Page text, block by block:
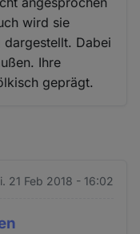
wird sie
Dabei
Ihre
geprägt.
21 Feb 2018 - 16:02